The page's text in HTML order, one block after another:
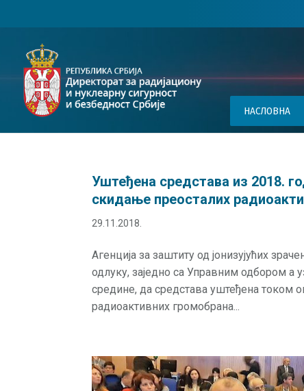
НАСЛОВНА
Уштеђена средстава из 2018.
скидање преосталих
29.11.2018.
Агенција за заштиту од јонизујућих
одлуку, заједно са Управним одбором а
средине, да средстава уштеђена током
радиоактивних громобрана...